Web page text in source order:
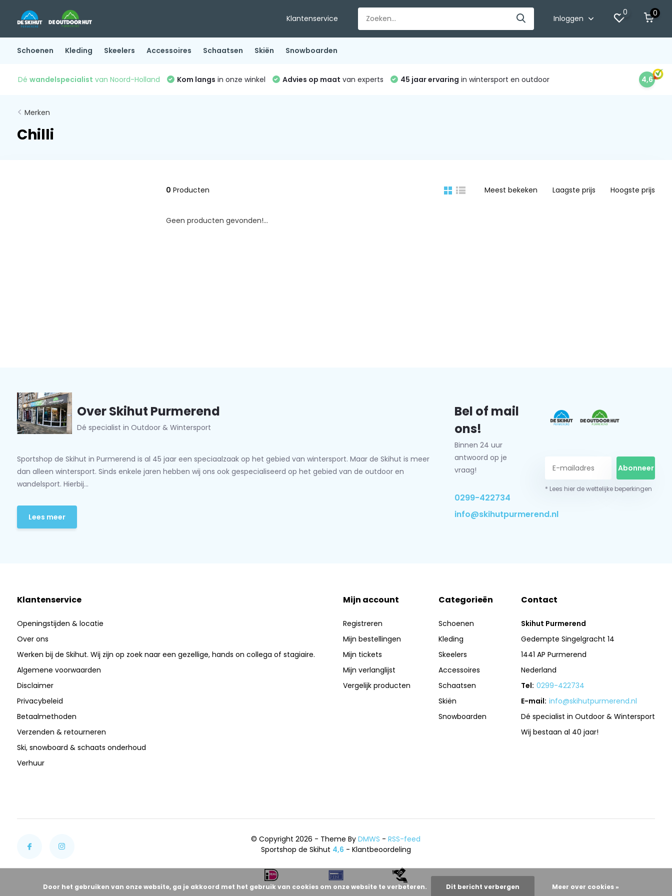
Klantenservice Inloggen
0 0
Schoenen Kleding Skeelers Accessoires Schaatsen Skiën Snowboarden
Dé wandelspecialist van Noord-Holland Kom langs in onze winkel Advies op maat van experts 45 jaar ervaring in wintersport en outdoor 4,6
Merken
Chilli
0 Producten Meest bekeken Laagste prijs Hoogste prijs
Geen producten gevonden!...
Over Skihut Purmerend
Dé specialist in Outdoor & Wintersport
Sportshop de Skihut in Purmerend is al 45 jaar een speciaalzaak op het gebied van wintersport. Maar de Skihut is meer
dan alleen wintersport. Sinds enkele jaren hebben wij ons ook gespecialiseerd op het gebied van de outdoor en
wandelsport. Hierbij...
Lees meer
Bel of mail
ons!
Binnen 24 uur
antwoord op je
vraag!
0299-422734
info@skihutpurmerend.nl
Abonneer
* Lees hier de wettelijke beperkingen
Klantenservice
Openingstijden & locatie
Over ons
Werken bij de Skihut. Wij zijn op zoek naar een gezellige, hands on collega of stagiaire.
Algemene voorwaarden
Disclaimer
Privacybeleid
Betaalmethoden
Verzenden & retourneren
Ski, snowboard & schaats onderhoud
Verhuur
Mijn account
Registreren
Mijn bestellingen
Mijn tickets
Mijn verlanglijst
Vergelijk producten
Categorieën
Schoenen
Kleding
Skeelers
Accessoires
Schaatsen
Skiën
Snowboarden
Contact
Skihut Purmerend
Gedempte Singelgracht 14
1441 AP Purmerend
Nederland
Tel: 0299-422734
E-mail: info@skihutpurmerend.nl
Dé specialist in Outdoor & Wintersport
Wij bestaan al 40 jaar!
© Copyright 2026 - Theme ByDMWS -RSS-feed
Sportshop de Skihut 4,6 - Klantbeoordeling
Door het gebruiken van onze website, ga je akkoord met het gebruik van cookies om onze website te verbeteren. Dit bericht verbergen Meer over cookies »